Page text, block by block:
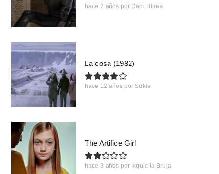
hace 7 años por Dani Birras
La cosa (1982)
hace 12 años por Sukie
The Artifice Girl
hace 3 años por Ixquic la Bruja